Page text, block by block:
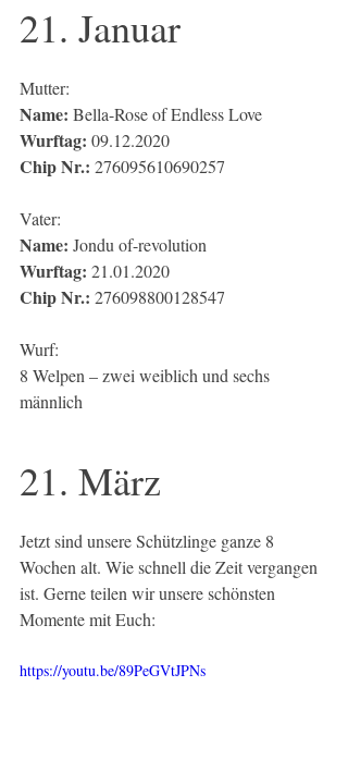
21. Januar
Mutter:
Name: Bella-Rose of Endless Love
Wurftag: 09.12.2020
Chip Nr.: 276095610690257
Vater:
Name: Jondu of-revolution
Wurftag: 21.01.2020
Chip Nr.: 276098800128547
Wurf:
8 Welpen – zwei weiblich und sechs
männlich
21. März
Jetzt sind unsere Schützlinge ganze 8
Wochen alt. Wie schnell die Zeit vergangen
ist. Gerne teilen wir unsere schönsten
Momente mit Euch:
https://youtu.be/89PeGVtJPNs